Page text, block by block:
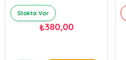
Stokta Var
₺380,00